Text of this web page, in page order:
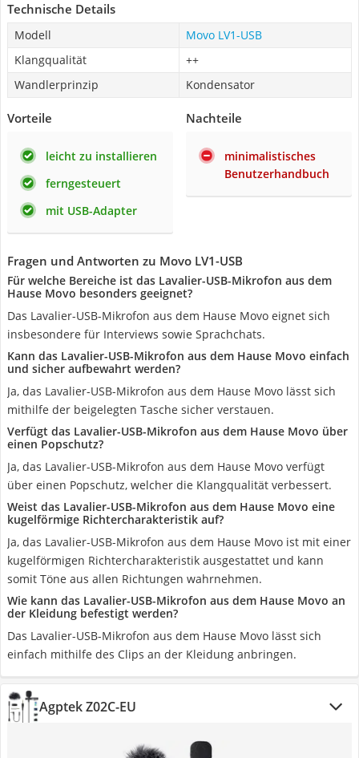
Technische Details
Modell
Movo LV1-USB
Klangqualität
++
Wandlerprinzip
Kondensator
Vorteile
leicht zu installieren
ferngesteuert
mit USB-Adapter
Nachteile
minimalistisches
Benutzerhandbuch
Fragen und Antworten zu Movo LV1-USB
Für welche Bereiche ist das Lavalier-USB-Mikrofon aus dem
Hause Movo besonders geeignet?
Das Lavalier-USB-Mikrofon aus dem Hause Movo eignet sich
insbesondere für Interviews sowie Sprachchats.
Kann das Lavalier-USB-Mikrofon aus dem Hause Movo einfach
und sicher aufbewahrt werden?
Ja, das Lavalier-USB-Mikrofon aus dem Hause Movo lässt sich
mithilfe der beigelegten Tasche sicher verstauen.
Verfügt das Lavalier-USB-Mikrofon aus dem Hause Movo über
einen Popschutz?
Ja, das Lavalier-USB-Mikrofon aus dem Hause Movo verfügt
über einen Popschutz, welcher die Klangqualität verbessert.
Weist das Lavalier-USB-Mikrofon aus dem Hause Movo eine
kugelförmige Richtercharakteristik auf?
Ja, das Lavalier-USB-Mikrofon aus dem Hause Movo ist mit einer
kugelförmigen Richtercharakteristik ausgestattet und kann
somit Töne aus allen Richtungen wahrnehmen.
Wie kann das Lavalier-USB-Mikrofon aus dem Hause Movo an
der Kleidung befestigt werden?
Das Lavalier-USB-Mikrofon aus dem Hause Movo lässt sich
einfach mithilfe des Clips an der Kleidung anbringen.
Agptek Z02C-EU